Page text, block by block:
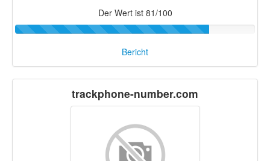
Der Wert ist 81/100
Bericht
trackphone-number.com